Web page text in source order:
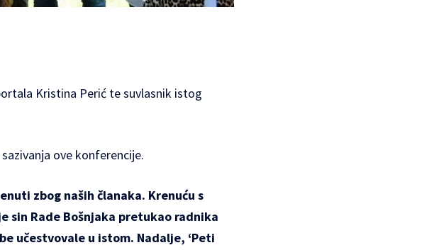
Kristina Perić te suvlasnik istog
ove konferencije.
zbog naših članaka. Krenuću s
sin Rade Bošnjaka pretukao radnika
učestvovale u istom. Nadalje, ‘Peti